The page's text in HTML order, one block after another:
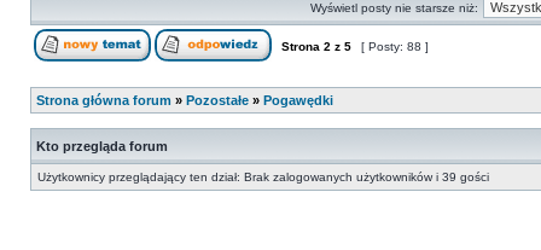
Wyświetl posty nie starsze niż:
Strona 2 z 5 [ Posty: 88 ]
Strona główna forum » Pozostałe » Pogawędki
Kto przegląda forum
Użytkownicy przeglądający ten dział: Brak zalogowanych użytkowników i 39 gości